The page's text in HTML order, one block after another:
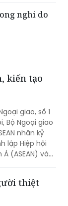
nghi do
kiến tạo
giao, số 1
Bộ Ngoại giao
nhân kỷ
lập Hiệp hội
(ASEAN) và
thiệt